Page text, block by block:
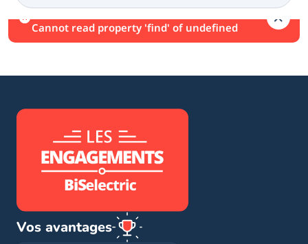
Une erreur est survenue.
Cannot read property 'find' of undefined
Vos avantages